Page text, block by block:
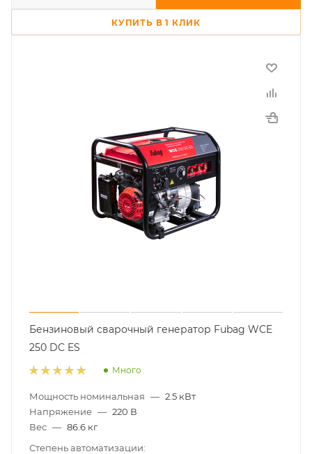
КУПИТЬ В 1 КЛИК
Бензиновый сварочный генератор Fubag WCE
250 DC ES
Много
Мощность номинальная — 2.5 кВт
Напряжение — 220 В
Вес — 86.6 кг
Степень автоматизации: